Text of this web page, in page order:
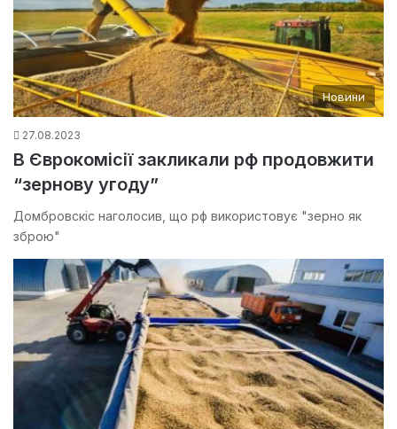
Новини
27.08.2023
В Єврокомісії закликали рф продовжити
“зернову угоду”
Домбровскіс наголосив, що рф використовує "зерно як
зброю"